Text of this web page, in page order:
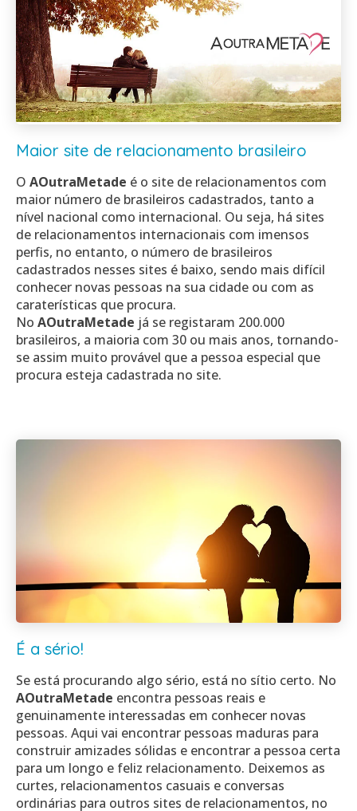
Maior site de relacionamento brasileiro
O AOutraMetade é o site de relacionamentos com
maior número de brasileiros cadastrados, tanto a
nível nacional como internacional. Ou seja, há sites
de relacionamentos internacionais com imensos
perfis, no entanto, o número de brasileiros
cadastrados nesses sites é baixo, sendo mais difícil
conhecer novas pessoas na sua cidade ou com as
caraterísticas que procura.
No AOutraMetade já se registaram 200.000
brasileiros, a maioria com 30 ou mais anos, tornando-
se assim muito provável que a pessoa especial que
procura esteja cadastrada no site.
É a sério!
Se está procurando algo sério, está no sítio certo. No
AOutraMetade encontra pessoas reais e
genuinamente interessadas em conhecer novas
pessoas. Aqui vai encontrar pessoas maduras para
construir amizades sólidas e encontrar a pessoa certa
para um longo e feliz relacionamento. Deixemos as
curtes, relacionamentos casuais e conversas
ordinárias para outros sites de relacionamentos, no